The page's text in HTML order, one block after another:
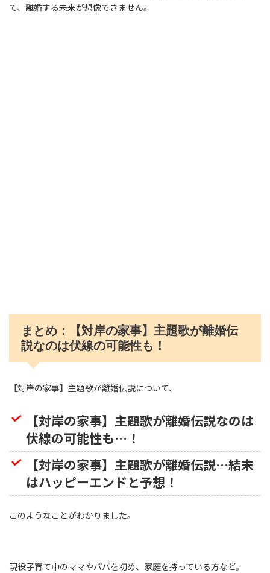
て、離婚する未来が想像できません。
まとめ：【対岸の家事】主題歌が離婚伝
説なのは伏線の可能性も！
【対岸の家事】主題歌が離婚伝説について、
【対岸の家事】主題歌が離婚伝説なのは
伏線の可能性も…！
【対岸の家事】主題歌が離婚伝説…結末
はハッピーエンドと予想！
このようなことがわかりました。
現役子育て中のママやパパを初め、家庭を持っている方など。